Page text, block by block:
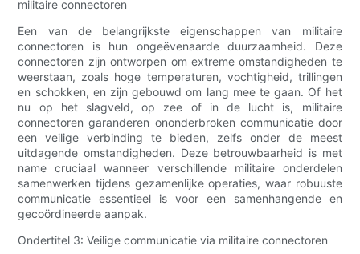
militaire connectoren
Een van de belangrijkste eigenschappen van militaire
connectoren is hun ongeëvenaarde duurzaamheid. Deze
connectoren zijn ontworpen om extreme omstandigheden te
weerstaan, zoals hoge temperaturen, vochtigheid, trillingen
en schokken, en zijn gebouwd om lang mee te gaan. Of het
nu op het slagveld, op zee of in de lucht is, militaire
connectoren garanderen ononderbroken communicatie door
een veilige verbinding te bieden, zelfs onder de meest
uitdagende omstandigheden. Deze betrouwbaarheid is met
name cruciaal wanneer verschillende militaire onderdelen
samenwerken tijdens gezamenlijke operaties, waar robuuste
communicatie essentieel is voor een samenhangende en
gecoördineerde aanpak.
Ondertitel 3: Veilige communicatie via militaire connectoren